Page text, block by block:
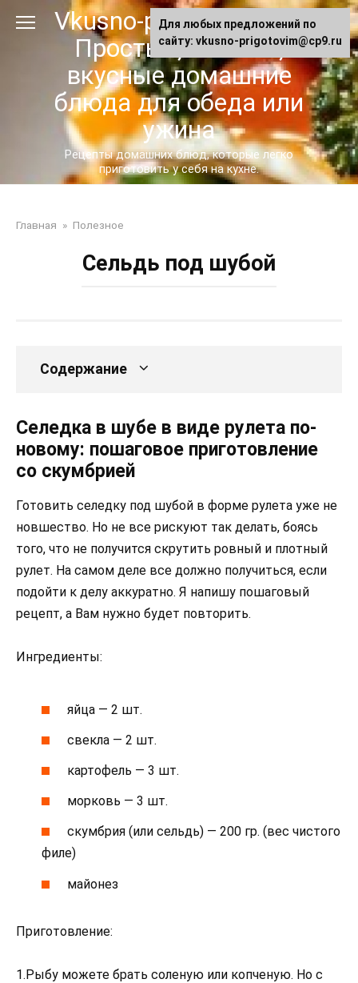
Vkusno-prigotovim.ru -
Простые, сытные,
вкусные домашние
блюда для обеда или
ужина
Рецепты домашних блюд, которые легко
приготовить у себя на кухне.
Главная » Полезное
Сельдь под шубой
Содержание
Селедка в шубе в виде рулета по-
новому: пошаговое приготовление
со скумбрией
Готовить селедку под шубой в форме рулета уже не
новшество. Но не все рискуют так делать, боясь
того, что не получится скрутить ровный и плотный
рулет. На самом деле все должно получиться, если
подойти к делу аккуратно. Я напишу пошаговый
рецепт, а Вам нужно будет повторить.
Ингредиенты:
яйца — 2 шт.
свекла — 2 шт.
картофель — 3 шт.
морковь — 3 шт.
скумбрия (или сельдь) — 200 гр. (вес чистого
филе)
майонез
Приготовление:
1.Рыбу можете брать соленую или копченую. Но с
Для любых предложений по
сайту: vkusno-prigotovim@cp9.ru